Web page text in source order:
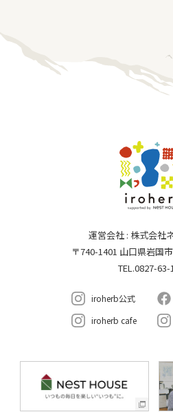
運営会社 : 株式会社
〒740-1401 山口県岩国
TEL.0827-63-
iroherb公式
iroherb cafe